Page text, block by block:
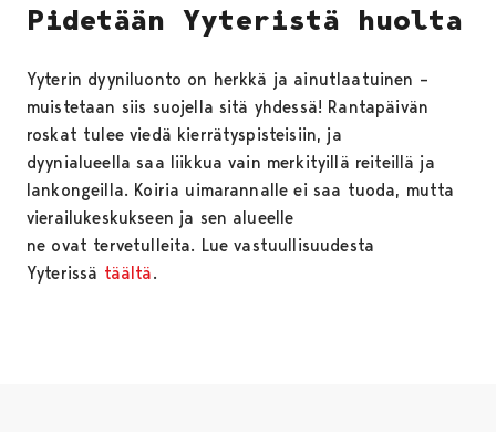
Pidetään Yyteristä huolta
Yyterin dyyniluonto on herkkä ja ainutlaatuinen –
muistetaan siis suojella sitä yhdessä! Rantapäivän
roskat tulee viedä kierrätyspisteisiin, ja
dyynialueella saa liikkua vain merkityillä reiteillä ja
lankongeilla. Koiria uimarannalle ei saa tuoda, mutta
vierailukeskukseen ja sen alueelle
ne ovat tervetulleita. Lue vastuullisuudesta
Yyterissä täältä.